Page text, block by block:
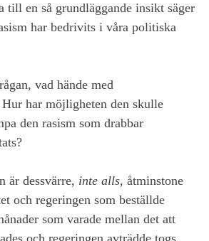
till en så grundläggande insikt säger
har bedrivits i våra politiska
vad hände med
har möjligheten den skulle
den rasism som drabbar
är dessvärre, inte alls, åtminstone
och regeringen som beställde
som varade mellan det att